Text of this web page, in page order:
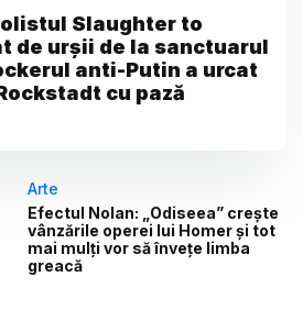
Slaughter to
de urșii de la sanctuarul
anti-Putin a urcat
cu pază
Arte
Efectul Nolan: „Odiseea” crește
vânzările operei lui Homer și tot
mai mulți vor să învețe limba
greacă